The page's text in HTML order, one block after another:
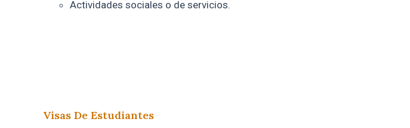
Actividades sociales o de servicios.
Visas De Estudiantes